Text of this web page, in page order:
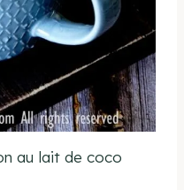
au lait de coco